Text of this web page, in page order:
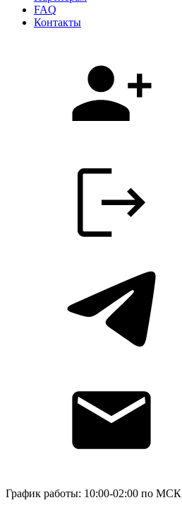
FAQ
Контакты
График работы: 10:00-02:00 по МСК